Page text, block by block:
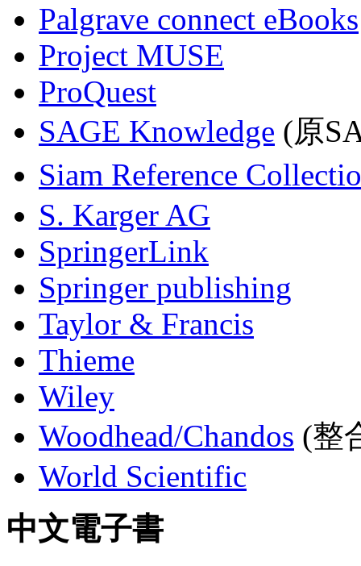
Palgrave connect eBooks
Project MUSE
ProQuest
SAGE Knowledge (原
Siam Reference
S. Karger AG
SpringerLink
Springer publishing
Taylor & Francis
Thieme
Wiley
Woodhead/Chandos (整
World Scientific
中文電子書